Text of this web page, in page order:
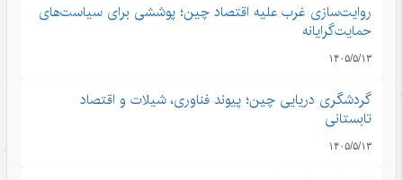
روایت‌سازی غرب علیه اقتصاد چین؛ پوششی برای سیاست‌های
حمایت‌گرایانه
۱۴۰۵/۵/۱۳
گردشگری دریایی چین؛ پیوند فناوری، شیلات و اقتصاد
تابستانی
۱۴۰۵/۵/۱۳